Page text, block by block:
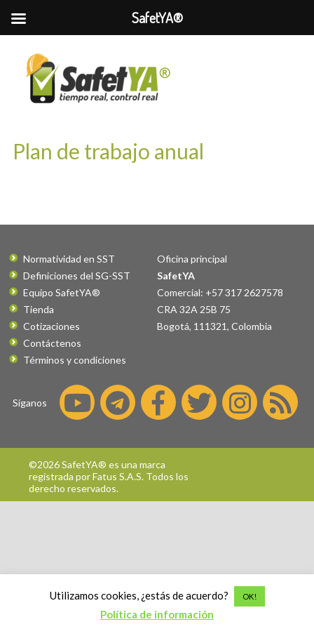
Plan de trabajo anual
Normatividad en SST
Definiciones del SG-SST
Equipo SafetYA®
Tienda
Cotizaciones
Contáctenos
Términos y condiciones
Oficina principal
SafetYA
Comercial: +57 317 2627578
CRA 32A 25B 75
Bogotá, 111321, Colombia
Síganos
©2026 SafetYA® es una marca
registrada porFatus S.A.S. Todos los
derecho reservados.
Utilizamos cookies, ¿estás de acuerdo? OK!
Política de información
SafetYA®